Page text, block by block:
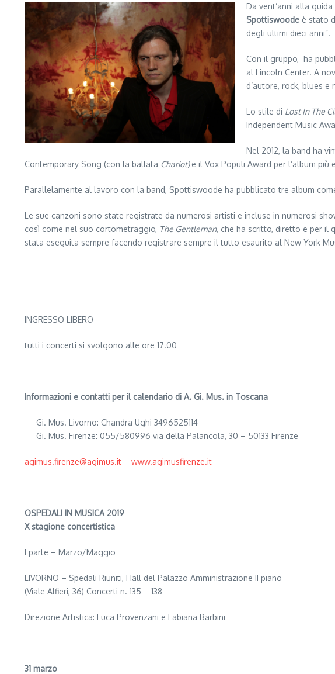
Da vent’anni alla
Spottiswoode è stato
degli ultimi dieci anni”.
Con il gruppo, ha
al Lincoln Center. A
d’autore, rock, blues
Lo stile di Lost In The
Independent Music
Nel 2012, la band ha
Contemporary Song (con la ballata Chariot)e il Vox Populi Award per l’album più
Parallelamente al lavoro con la band, Spottiswoode ha pubblicato tre album
Le sue canzoni sono state registrate da numerosi artisti e incluse in numerosi
così come nel suo cortometraggio, The Gentleman, che ha scritto, diretto e per il
stata eseguita sempre facendo registrare sempre il tutto esaurito al New York
INGRESSO LIBERO
tutti i concerti si svolgono alle ore 17.00
Informazioni e contatti per il calendario di A. Gi. Mus. in Toscana
Gi. Mus. Livorno: Chandra Ughi 3496525114
Gi. Mus. Firenze: 055/580996 via della Palancola, 30 – 50133 Firenze
agimus.firenze@agimus.it – www.agimusfirenze.it
OSPEDALI IN MUSICA 2019
X stagione concertistica
I parte – Marzo/Maggio
LIVORNO – Spedali Riuniti, Hall del Palazzo Amministrazione II piano
(Viale Alfieri, 36) Concerti n. 135 – 138
Direzione Artistica: Luca Provenzani e Fabiana Barbini
31 marzo